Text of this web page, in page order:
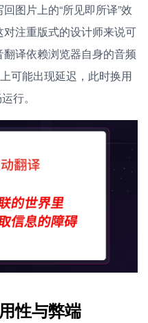
图片上的“所见即所译”效
注重版式的设计师来说可
译依赖浏览器自身的音频
可能出现延迟，此时换用
行。
性与弊端